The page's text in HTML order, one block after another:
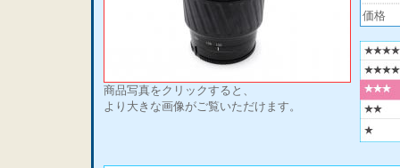
商品写真をクリックすると、
より大きな画像がご覧いただけます。
価格